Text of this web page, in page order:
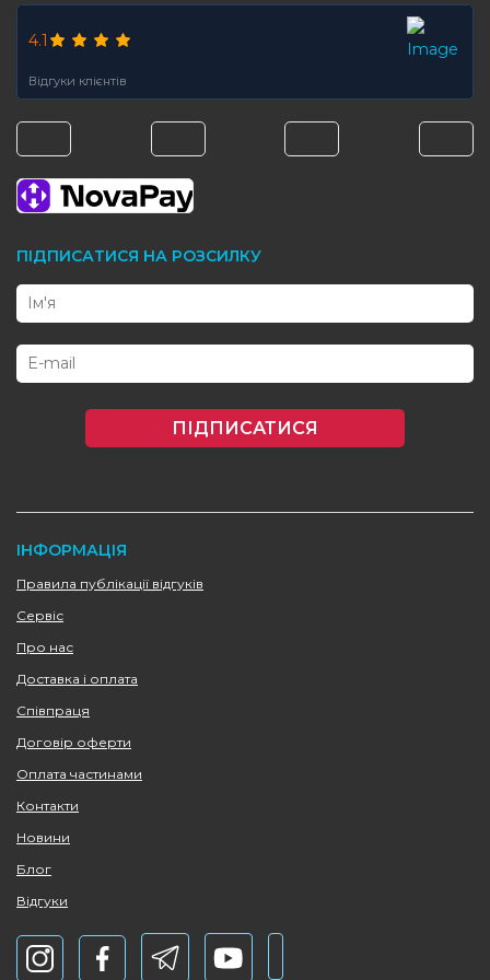
4.1
Відгуки клієнтів
ПІДПИСАТИСЯ НА РОЗСИЛКУ
ПІДПИСАТИСЯ
ІНФОРМАЦІЯ
Правила публікації відгуків
Сервіс
Про нас
Доставка і оплата
Співпраця
Договір оферти
Оплата частинами
Контакти
Новини
Блог
Відгуки